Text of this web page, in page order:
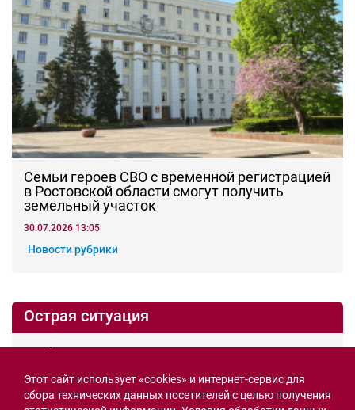
В Ростове задержали подозреваемого в
поджоге АЗС и 21 машины
вчера, 11:55
1
СВО
Семьи героев СВО с временной регистрацией
Этот сайт использует «cookies» и интернет-сервис для
сбора технических данных посетителей с целью получения